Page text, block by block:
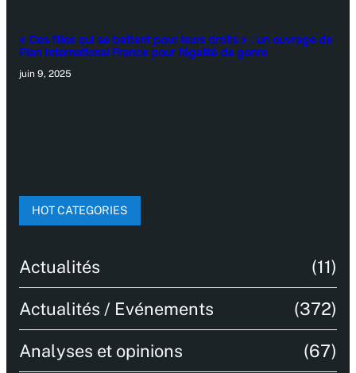
« Ces filles qui se battent pour leurs droits » : un ouvrage de
Plan International France pour l’égalité de genre
juin 9, 2025
HOT CATEGORIES
Actualités (11)
Actualités / Evénements (372)
Analyses et opinions (67)